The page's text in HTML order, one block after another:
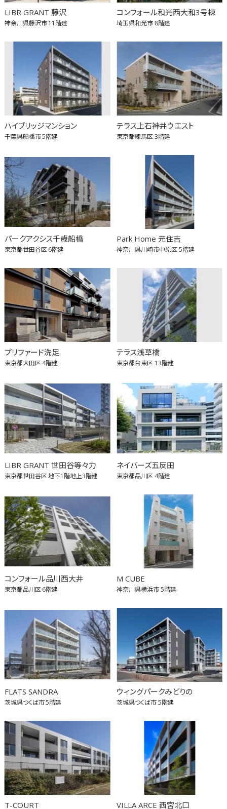
LIBR GRANT 藤沢
神奈川県藤沢市11階建
コンフォール和光西大和3号棟
埼玉県和光市 8階建
ハイブリッジマンション
千葉県船橋市5階建
テラス上石神井ウエスト
東京都練馬区3階建
パークアクシス千歳船橋
東京都世田谷区6階建
Park Home 元住吉
神奈川県川崎市中原区5階建
プリファード洗足
東京都大田区4階建
テラス浅草橋
東京都台東区 13階建
LIBR GRANT 世田谷等々力
東京都世田谷区地下1階地上3階建
ネイバーズ五反田
東京都品川区 4階建
コンフォール品川西大井
東京都品川区6階建
M CUBE
神奈川県横浜市5階建
FLATS SANDRA
茨城県つくば市5階建
ウィングパークみどりの
茨城県つくば市5階建
T-COURT VILLA ARCE 西宮北口